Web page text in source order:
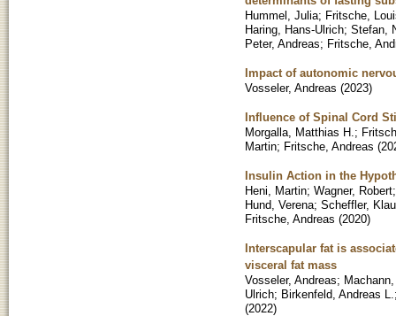
Hummel, Julia; Fritsche,
Haring, Hans-Ulrich; Stefan,
Peter, Andreas; Fritsche,
Impact of autonomic
Vosseler, Andreas (2023)
Influence of Spinal Cord
Morgalla, Matthias H. ;
Martin; Fritsche, Andreas (
Insulin Action in the
Heni, Martin; Wagner, Robert
Hund, Verena; Scheffler,
Fritsche, Andreas (2020)
Interscapular fat is
visceral fat mass
Vosseler, Andreas;
Ulrich; Birkenfeld, Andreas L.
(2022)